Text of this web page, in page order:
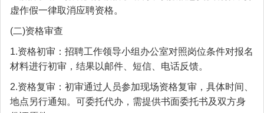
虚作假一律取消应聘资格。
(二)资格审查
1.资格初审：招聘工作领导小组办公室对照岗位条件对报名
材料进行初审，结果以邮件、短信、电话反馈。
2.资格复审：初审通过人员参加现场资格复审，具体时间、
地点另行通知。可委托代办，需提供书面委托书及双方身